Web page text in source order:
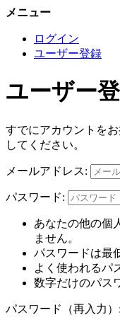
メニュー
ログイン
ユーザー登録
ユーザー
すでにアカウントを
してください。
メールアドレス:
パスワード:
あなたの他の個
ません。
パスワードは最
よく使われるパ
数字だけのパス
パスワード（再入力）: